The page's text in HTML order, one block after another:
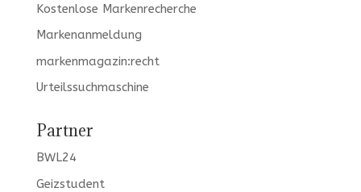
Kostenlose Markenrecherche
Markenanmeldung
markenmagazin:recht
Urteilssuchmaschine
Partner
BWL24
Geizstudent